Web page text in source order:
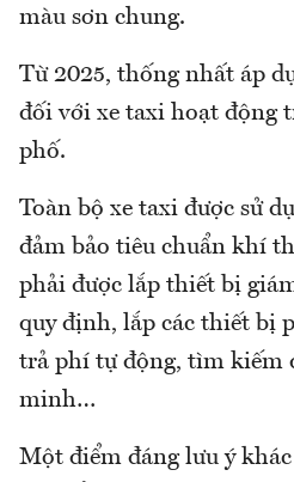
màu sơn chung.
Từ 2025, thống nhất áp
đối với xe taxi hoạt động
phố.
Toàn bộ xe taxi được sử
đảm bảo tiêu chuẩn khí
phải được lắp thiết bị
quy định, lắp các thiết bị
trả phí tự động, tìm kiếm
minh…
Một điểm đáng lưu ý